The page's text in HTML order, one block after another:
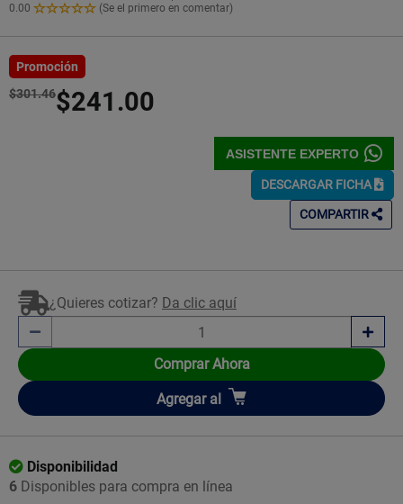
0.00
0.00
Estrellas!
(Se el primero en comentar)
Promoción
$301.46$241.00
ASISTENTE EXPERTO
DESCARGAR FICHA
COMPARTIR
¿Quieres cotizar? Da clic aquí
Comprar Ahora
Añadir
Agregar al
Disponibilidad
6 Disponibles para compra en línea